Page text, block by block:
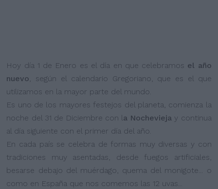
Hoy día 1 de Enero es el día en que celebramos el año
nuevo, según el calendario Gregoriano, que es el que
utilizamos en la mayor parte del mundo.
Es uno de los mayores festejos del planeta, comienza la
noche del 31 de Diciembre con la Nochevieja y continua
al día siguiente con el primer día del año.
En cada país se celebra de formas muy diversas y con
tradiciones muy asentadas, desde fuegos artificiales,
besarse debajo del muérdago, quema del monigote... o
como en España que nos comemos las 12 uvas...